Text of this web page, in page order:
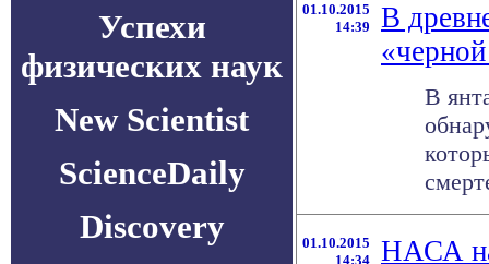
Успехи
физических наук
New Scientist
ScienceDaily
Discovery
01.10.2015
14:39
В
В
01.10.2015
14:34
НАСА